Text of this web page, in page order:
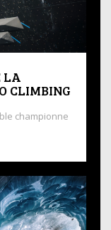
LA
CLIMBING
championne